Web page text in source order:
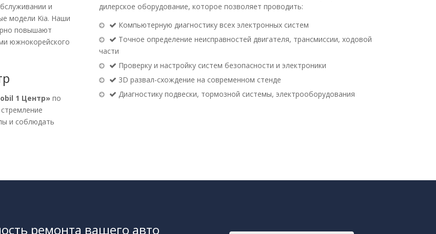
и
модели Kia. Наши
повышают
южнокорейского
1 Центр» по
и соблюдать
дилерское оборудование, которое позволяет проводить:
Компьютерную диагностику всех электронных систем
Точное определение неисправностей двигателя, трансмиссии, ходовой
части
Проверку и настройку систем безопасности и электроники
3D развал-схождение на современном стенде
Диагностику подвески, тормозной системы, электрооборудования
ремонта вашего авто